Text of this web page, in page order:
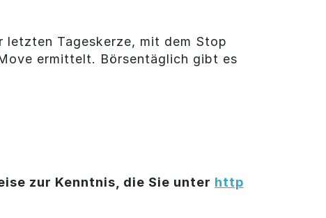
letzten Tageskerze, mit dem Stop
ermittelt. Börsentäglich gibt es
zur Kenntnis, die Sie unter http